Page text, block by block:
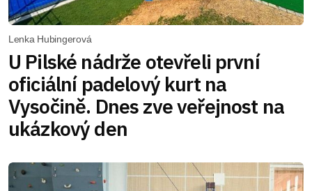
Lenka Hubingerová
U Pilské nádrže otevřeli první
oficiální padelový kurt na
Vysočině. Dnes zve veřejnost na
ukázkový den